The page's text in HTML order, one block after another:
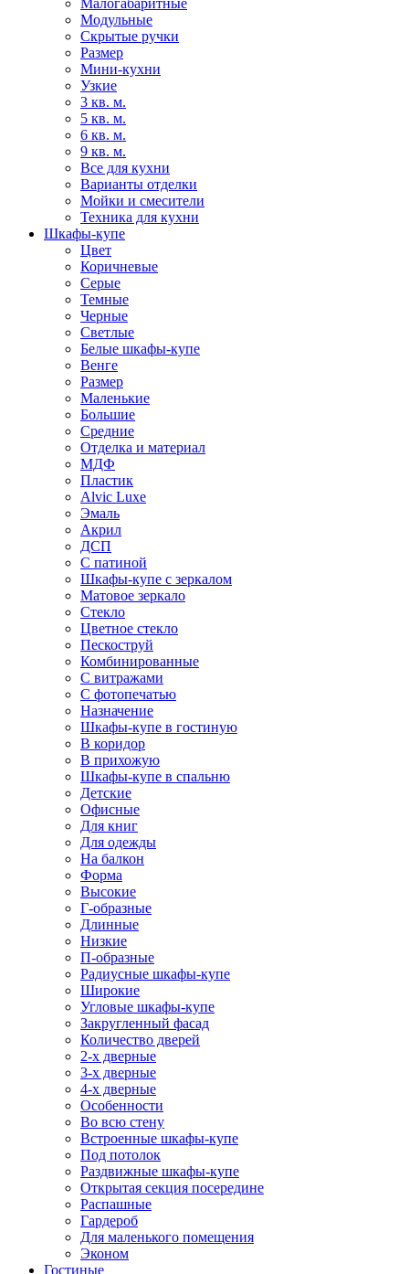
Малогабаритные
Модульные
Скрытые ручки
Размер
Мини-кухни
Узкие
3 кв. м.
5 кв. м.
6 кв. м.
9 кв. м.
Все для кухни
Варианты отделки
Мойки и смесители
Техника для кухни
Шкафы-купе
Цвет
Коричневые
Серые
Темные
Черные
Светлые
Белые шкафы-купе
Венге
Размер
Маленькие
Большие
Средние
Отделка и материал
МДФ
Пластик
Alvic Luxe
Эмаль
Акрил
ДСП
С патиной
Шкафы-купе с зеркалом
Матовое зеркало
Стекло
Цветное стекло
Пескоструй
Комбинированные
С витражами
С фотопечатью
Назначение
Шкафы-купе в гостиную
В коридор
В прихожую
Шкафы-купе в спальню
Детские
Офисные
Для книг
Для одежды
На балкон
Форма
Высокие
Г-образные
Длинные
Низкие
П-образные
Радиусные шкафы-купе
Широкие
Угловые шкафы-купе
Закругленный фасад
Количество дверей
2-х дверные
3-х дверные
4-х дверные
Особенности
Во всю стену
Встроенные шкафы-купе
Под потолок
Раздвижные шкафы-купе
Открытая секция посередине
Распашные
Гардероб
Для маленького помещения
Эконом
Гостиные